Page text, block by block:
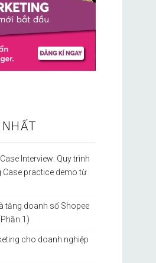
Interview: Quy trình
Case practice demo từ
tăng doanh số Shopee
1)
cho doanh nghiệp